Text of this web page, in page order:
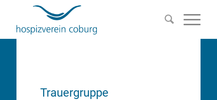
Trauergruppe